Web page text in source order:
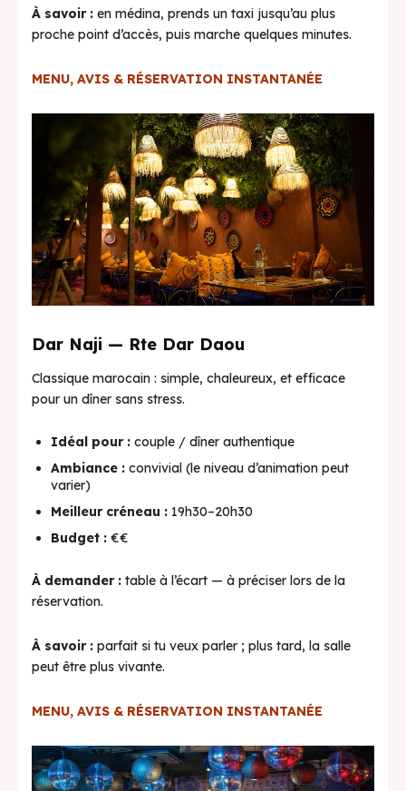
À savoir : en médina, prends un taxi jusqu’au plus
proche point d’accès, puis marche quelques minutes.
MENU, AVIS & RÉSERVATION INSTANTANÉE
Dar Naji — Rte Dar Daou
Classique marocain : simple, chaleureux, et efficace
pour un dîner sans stress.
Idéal pour : couple / dîner authentique
Ambiance : convivial (le niveau d’animation peut
varier)
Meilleur créneau : 19h30–20h30
Budget : €€
À demander : table à l’écart — à préciser lors de la
réservation.
À savoir : parfait si tu veux parler ; plus tard, la salle
peut être plus vivante.
MENU, AVIS & RÉSERVATION INSTANTANÉE